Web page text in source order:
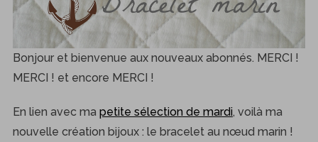
Bonjour et bienvenue aux nouveaux abonnés. MERCI !
MERCI ! et encore MERCI !
En lien avec ma petite sélection de mardi, voilà ma
nouvelle création bijoux : le bracelet au nœud marin !